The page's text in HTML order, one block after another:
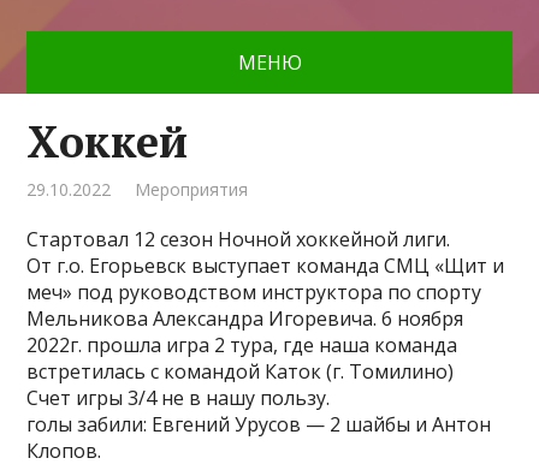
МЕНЮ
Хоккей
29.10.2022 Мероприятия
Стартовал 12 сезон Ночной хоккейной лиги.
От г.о. Егорьевск выступает команда СМЦ «Щит и
меч» под руководством инструктора по спорту
Мельникова Александра Игоревича. 6 ноября
2022г. прошла игра 2 тура, где наша команда
встретилась с командой Каток (г. Томилино)
Счет игры 3/4 не в нашу пользу.
голы забили: Евгений Урусов — 2 шайбы и Антон
Клопов.